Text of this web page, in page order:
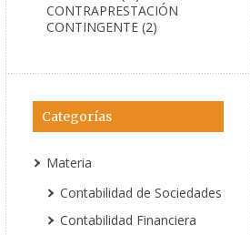
CONTRAPRESTACIÓN
CONTINGENTE (2)
Categorías
Materia
Contabilidad de Sociedades
Contabilidad Financiera